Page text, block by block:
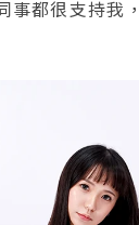
事都很支持我